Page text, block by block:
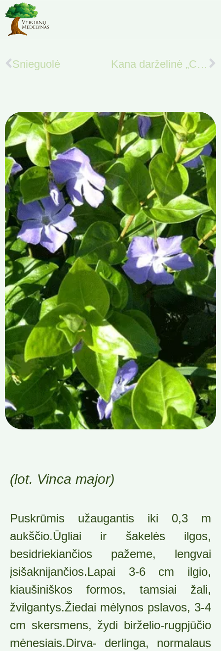
Snieguolė Kana darželinė „Cannova Scarlet Bronze”
(lot. Vinca major)
Puskrūmis užaugantis iki 0,3 m
aukščio.Ūgliai ir šakelės ilgos,
besidriekiančios pažeme, lengvai
įsišaknijančios.Lapai 3-6 cm ilgio,
kiaušiniškos formos, tamsiai žali,
žvilgantys.Žiedai mėlynos pslavos, 3-4
cm skersmens, žydi birželio-rugpjūčio
mėnesiais.Dirva- derlinga, normalaus